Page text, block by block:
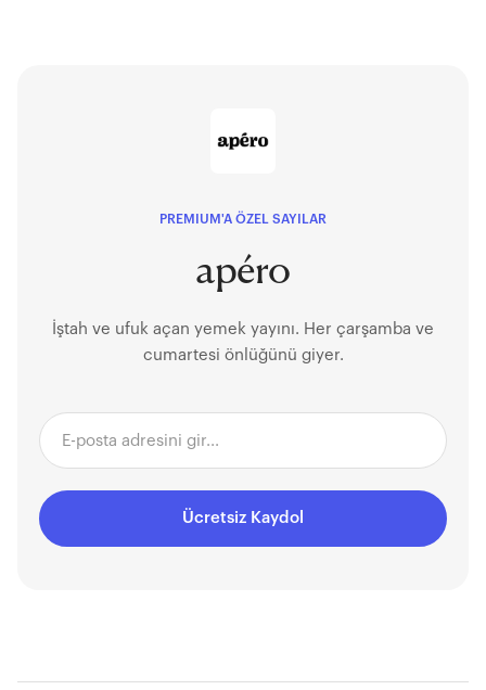
PREMIUM'A ÖZEL SAYILAR
apéro
İştah ve ufuk açan yemek yayını. Her çarşamba ve
cumartesi önlüğünü giyer.
Ücretsiz Kaydol